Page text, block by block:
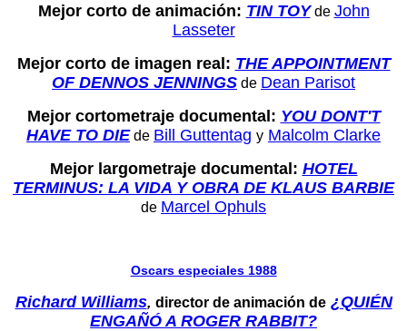
Mejor corto de animación: TIN TOYde John
Lasseter
Mejor corto de imagen real: THE APPOINTMENT
OF DENNOS JENNINGS de Dean Parisot
Mejor cortometraje documental: YOU DONT'T
HAVE TO DIEde Bill Guttentag y Malcolm Clarke
Mejor largometraje documental: HOTEL
TERMINUS: LA VIDA Y OBRA DE KLAUS BARBIE
de Marcel Ophuls
Oscars especiales 1988
Richard Williams, director de animación de ¿QUIÉN
ENGAÑÓ A ROGER RABBIT?